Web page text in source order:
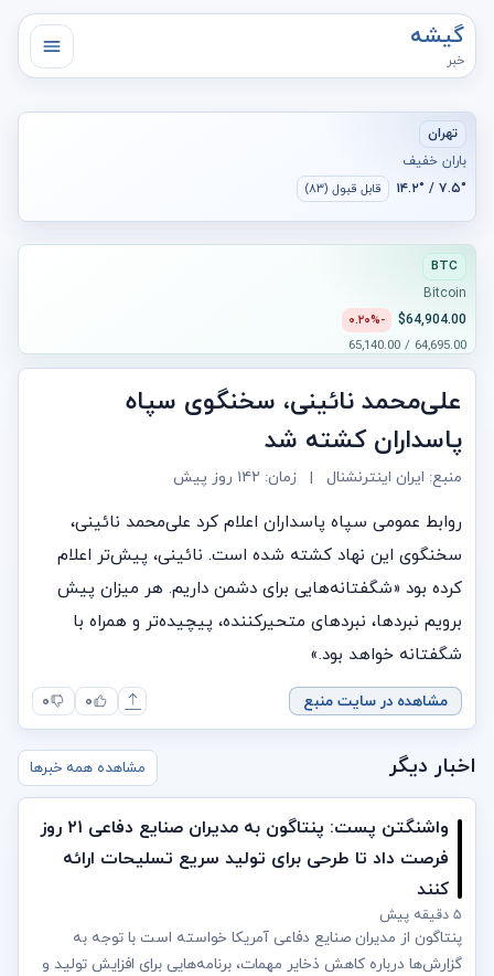
گیشه
خبر
تهران
باران خفیف
۷.۵° / ۱۴.۲° قابل قبول (۸۳)
BTC
Bitcoin
$64,904.00
-۰.۲۰%
64,695.00 / 65,140.00
علی‌محمد نائینی، سخنگوی سپاه
پاسداران کشته شد
منبع: ایران اینترنشنال | زمان: ۱۴۲ روز پیش
روابط عمومی سپاه پاسداران اعلام کرد علی‌محمد نائینی،
سخنگوی این نهاد کشته شده است. نائینی، پیش‌تر اعلام
کرده بود «شگفتانه‌هایی برای دشمن داریم. هر میزان پیش
برویم نبردها، نبردهای متحیرکننده، پیچیده‌تر و همراه با
شگفتانه خواهد بود.»
مشاهده در سایت منبع ۰ ۰
اخبار دیگر مشاهده همه خبرها
واشنگتن پست: پنتاگون به مدیران صنایع دفاعی ۲۱ روز
فرصت داد تا طرحی برای تولید سریع تسلیحات ارائه
کنند
۵ دقیقه پیش
پنتاگون از مدیران صنایع دفاعی آمریکا خواسته است با توجه به
گزارش‌ها درباره کاهش ذخایر مهمات، برنامه‌هایی برای افزایش تولید و